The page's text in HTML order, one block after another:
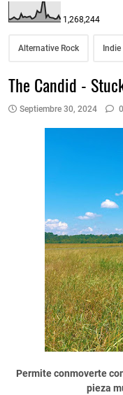
1,268,244
Alternative Rock
The Candid -
Septiembre 30, 2024 0
Permite conmoverte
pieza